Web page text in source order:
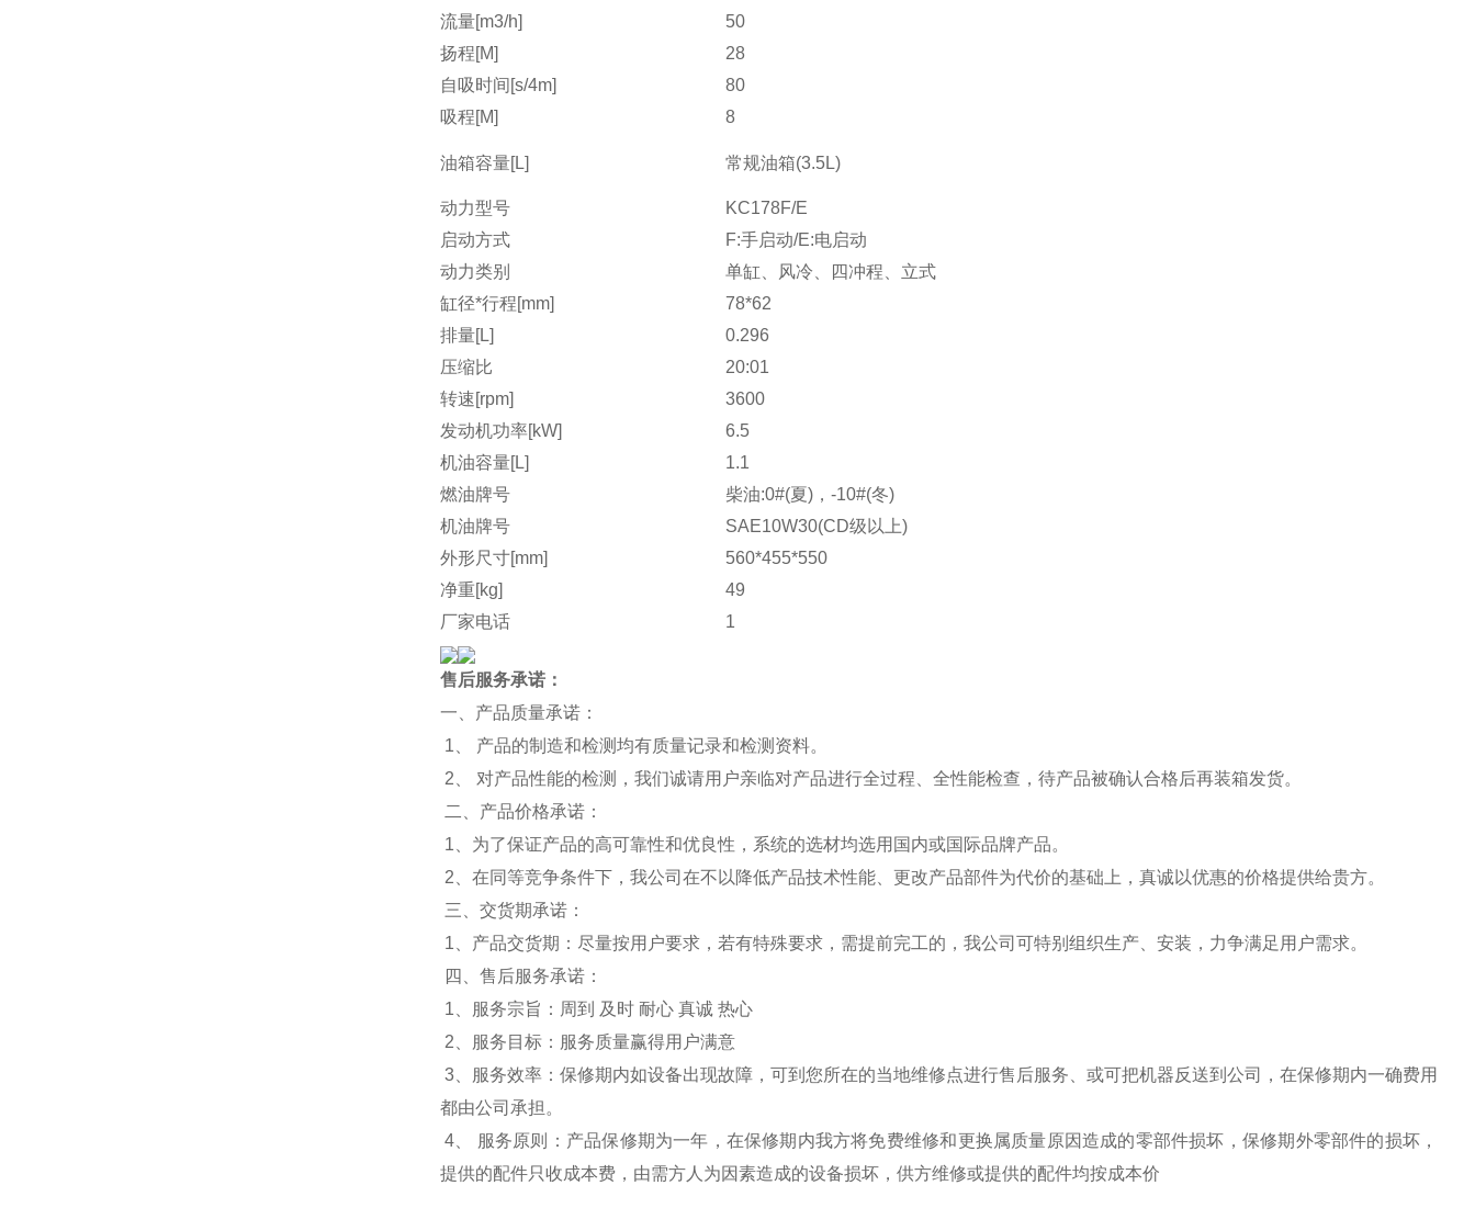
流量[m3/h]
50
扬程[M]
28
自吸时间[s/4m]
80
吸程[M]
8
油箱容量[L] 常规油箱(3.5L)
动力型号
KC178F/E
启动方式
F:手启动/E:电启动
动力类别
单缸、风冷、四冲程、立式
缸径*行程[mm]
78*62
排量[L]
0.296
压缩比
20:01
转速[rpm]
3600
发动机功率[kW]
6.5
机油容量[L]
1.1
燃油牌号
柴油:0#(夏)，-10#(冬)
机油牌号
SAE10W30(CD级以上)
外形尺寸[mm]
560*455*550
净重[kg]
49
厂家电话
1
售后服务承诺：
一、产品质量承诺：
1、 产品的制造和检测均有质量记录和检测资料。
2、 对产品性能的检测，我们诚请用户亲临对产品进行全过程、全性能检查，待产品被确认合格后再装箱发货。
二、产品价格承诺：
1、为了保证产品的高可靠性和优良性，系统的选材均选用国内或国际品牌产品。
2、在同等竞争条件下，我公司在不以降低产品技术性能、更改产品部件为代价的基础上，真诚以优惠的价格提供给贵方。
三、交货期承诺：
1、产品交货期：尽量按用户要求，若有特殊要求，需提前完工的，我公司可特别组织生产、安装，力争满足用户需求。
四、售后服务承诺：
1、服务宗旨：周到 及时 耐心 真诚 热心
2、服务目标：服务质量赢得用户满意
3、服务效率：保修期内如设备出现故障，可到您所在的当地维修点进行售后服务、或可把机器反送到公司，在保修期内一确费用
都由公司承担。
4、 服务原则：产品保修期为一年，在保修期内我方将免费维修和更换属质量原因造成的零部件损坏，保修期外零部件的损坏，
提供的配件只收成本费，由需方人为因素造成的设备损坏，供方维修或提供的配件均按成本价